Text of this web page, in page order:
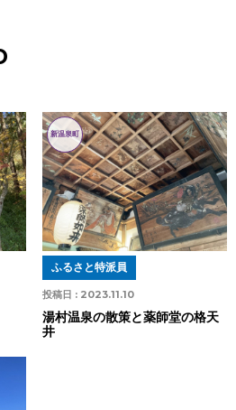
新温泉町
投稿日 : 2023.11.10
ふるさと特派員
湯村温泉の散策と薬師堂の格天
井